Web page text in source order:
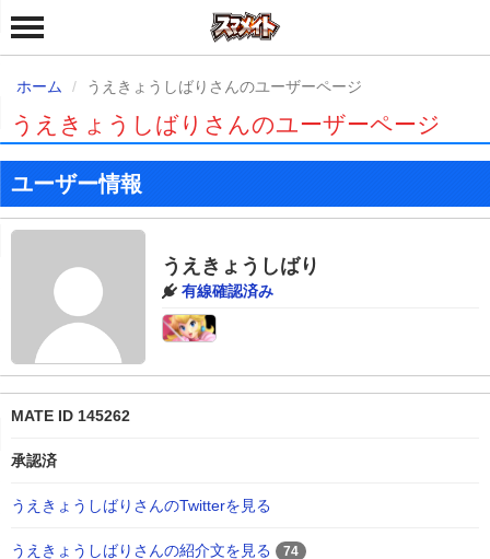
ホーム うえきょうしばりさんのユーザーページ
うえきょうしばりさんのユーザーページ
ユーザー情報
うえきょうしばり
有線確認済み
MATE ID 145262
承認済
うえきょうしばりさんのTwitterを見る
うえきょうしばりさんの紹介文を見る 74